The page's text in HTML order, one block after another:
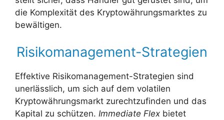
die Komplexität des Kryptowährungsmarktes zu
bewältigen.
Risikomanagement-Strategien
Effektive Risikomanagement-Strategien sind
unerlässlich, um sich auf dem volatilen
Kryptowährungsmarkt zurechtzufinden und das
Kapital zu schützen. Immediate Flex bietet